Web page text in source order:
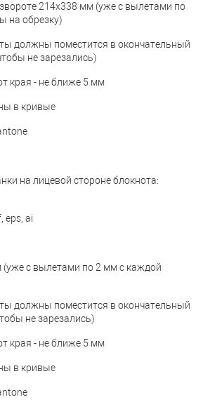
214x338 мм (уже с вылетами по
на обрезку)
должны поместится в окончательный
не зарезались)
края - не ближе 5 мм
в кривые
на лицевой стороне блокнота:
eps, ai
с вылетами по 2 мм с каждой
должны поместится в окончательный
не зарезались)
края - не ближе 5 мм
в кривые